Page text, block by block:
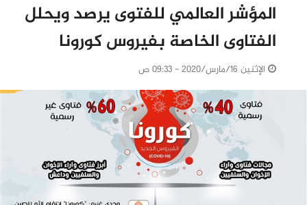
المؤشر العالمي للفتوى يرصد ويحلل
الفتاوى الخاصة بفيروس كورونا
الإثنين 16/مارس/2020 - 09:33 ص